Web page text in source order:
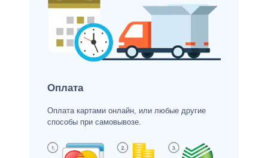
Оплата
Оплата картами онлайн, или любые другие
способы при самовывозе.